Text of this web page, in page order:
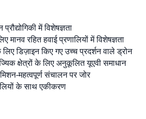
में विशेषज्ञता
मानव रहित हवाई प्रणालियों में विशेषज्ञता
डिज़ाइन किए गए उच्च प्रदर्शन वाले ड्रोन
क्षेत्रों के लिए अनुकूलित यूएवी समाधान
महत्वपूर्ण संचालन पर जोर
के साथ एकीकरण